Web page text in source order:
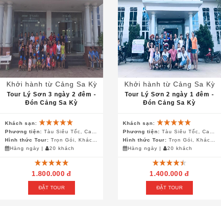
Khởi hành từ Cảng Sa Kỳ
Tour Lý Sơn 3 ngày 2 đêm -
Đón Cảng Sa Kỳ
Khách sạn:
Phương tiện: Tàu Siêu Tốc, Canô, Ô Tô
Hình thức Tour: Trọn Gói, Khách Đoàn
Hàng ngày | 20 khách
1.800.000 đ
ĐẶT TOUR
Khởi hành từ Cảng Sa Kỳ
Tour Lý Sơn 2 ngày 1 đêm -
Đón Cảng Sa Kỳ
Khách sạn:
Phương tiện: Tàu Siêu Tốc, Canô, Ô Tô
Hình thức Tour: Trọn Gói, Khách Đoàn
Hàng ngày | 20 khách
1.400.000 đ
ĐẶT TOUR